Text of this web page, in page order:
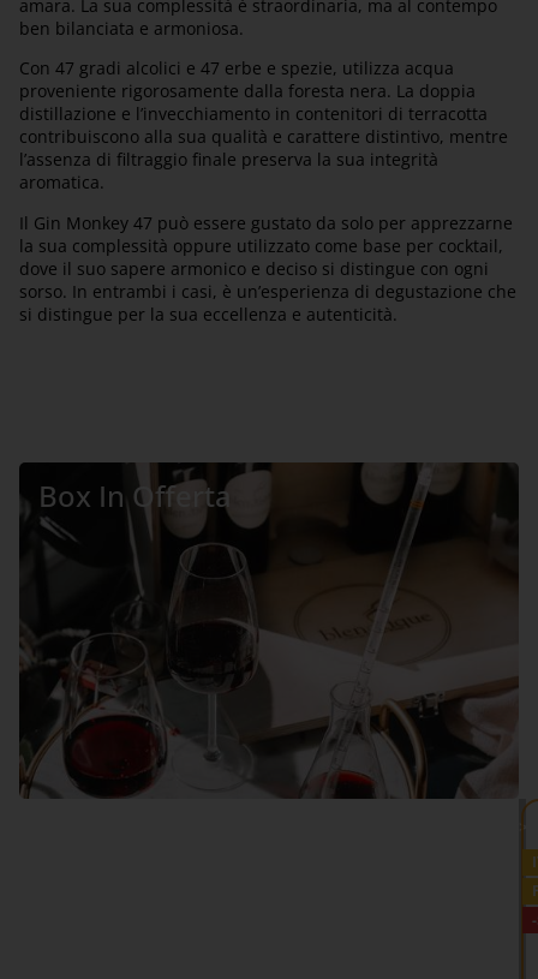
amara. La sua complessità è straordinaria, ma al contempo
ben bilanciata e armoniosa.
Con 47 gradi alcolici e 47 erbe e spezie, utilizza acqua
proveniente rigorosamente dalla foresta nera. La doppia
distillazione e l’invecchiamento in contenitori di terracotta
contribuiscono alla sua qualità e carattere distintivo, mentre
l’assenza di filtraggio finale preserva la sua integrità
aromatica.
Il Gin Monkey 47 può essere gustato da solo per apprezzarne
la sua complessità oppure utilizzato come base per cocktail,
dove il suo sapere armonico e deciso si distingue con ogni
sorso. In entrambi i casi, è un’esperienza di degustazione che
si distingue per la sua eccellenza e autenticità.
Box In Offerta